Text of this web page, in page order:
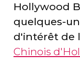
Hollywood
quelques-
d'intérêt de
Chinois